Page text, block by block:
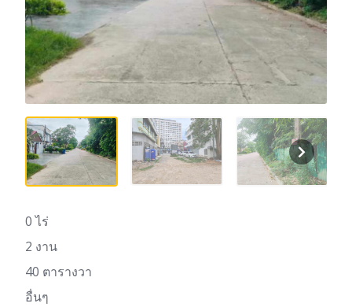
0 ไร่
2 งาน
40 ตารางวา
อื่นๆ